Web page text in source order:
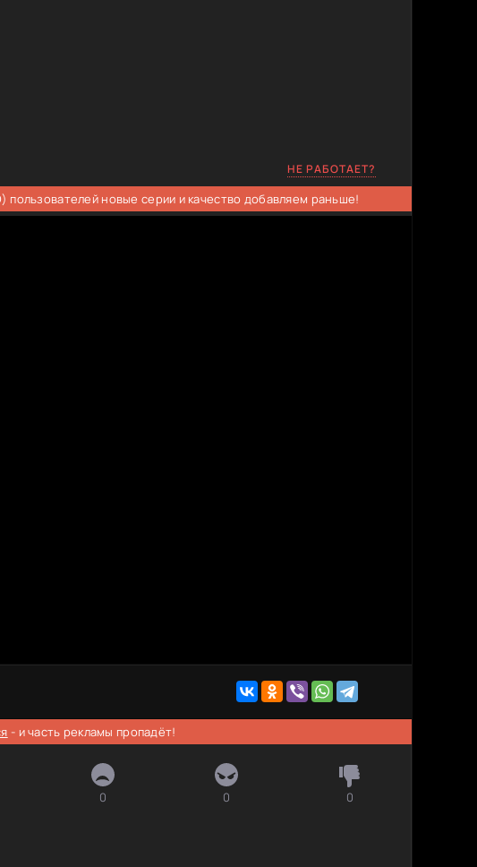
НЕ РАБОТАЕТ?
пользователей новые серии и качество добавляем раньше!
- и часть рекламы пропадёт!
0 0 0